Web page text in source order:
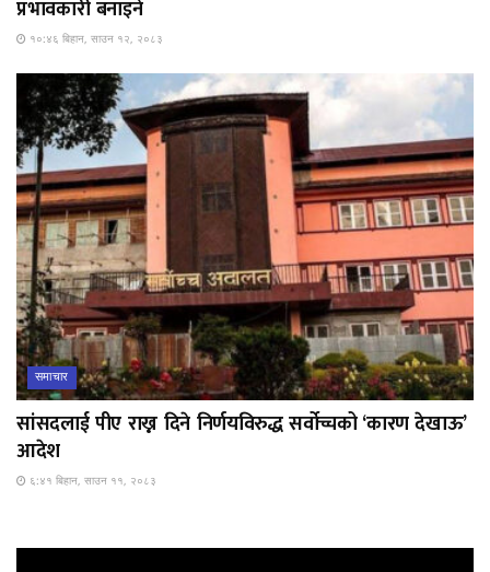
प्रभावकारी बनाइने
१०:४६ बिहान, साउन १२, २०८३
समाचार
सांसदलाई पीए राख्न दिने निर्णयविरुद्ध सर्वोच्चको ‘कारण देखाऊ’
आदेश
६:४१ बिहान, साउन ११, २०८३